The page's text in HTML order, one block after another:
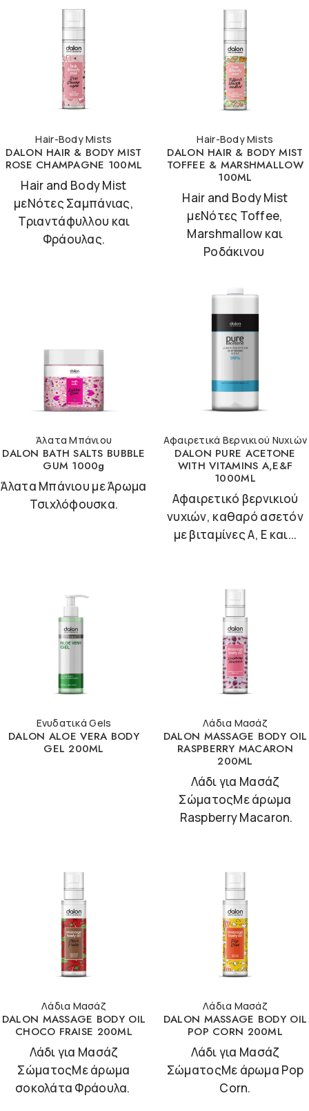
Hair-Body Mists
DALON HAIR & BODY MIST
ROSE CHAMPAGNE 100ML
Hair and Body Mist
μεΝότες Σαμπάνιας,
Τριαντάφυλλου και
Φράουλας.
Hair-Body Mists
DALON HAIR & BODY MIST
TOFFEE & MARSHMALLOW
100ML
Hair and Body Mist
μεΝότες Toffee,
Marshmallow και
Ροδάκινου
Άλατα Μπάνιου
DALON BATH SALTS BUBBLE
GUM 1000g
Άλατα Μπάνιου με Άρωμα
Τσιχλόφουσκα.
Αφαιρετικά Βερνικιού Νυχιών
DALON PURE ACETONE
WITH VITAMINS A,E&F
1000ML
Αφαιρετικό βερνικιού
νυχιών, καθαρό ασετόν
με βιταμίνες A, E και...
Ενυδατικά Gels
DALON ALOE VERA BODY
GEL 200ML
Λάδια Μασάζ
DALON MASSAGE BODY OIL
RASPBERRY MACARON
200ML
Λάδι για Μασάζ
ΣώματοςΜε άρωμα
Raspberry Macaron.
Λάδια Μασάζ
DALON MASSAGE BODY OIL
CHOCO FRAISE 200ML
Λάδι για Μασάζ
ΣώματοςΜε άρωμα
σοκολάτα Φράουλα.
Λάδια Μασάζ
DALON MASSAGE BODY OIL
POP CORN 200ML
Λάδι για Μασάζ
ΣώματοςΜε άρωμα Pop
Corn.